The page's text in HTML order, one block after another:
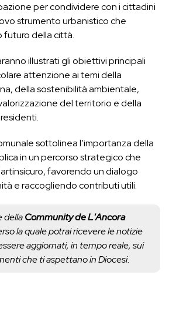
per condividere con i cittadini
strumento urbanistico che
futuro della città.
illustrati gli obiettivi principali
attenzione ai temi della
della sostenibilità ambientale,
del territorio e della
sottolinea l’importanza della
in un percorso strategico che
favorendo un dialogo
e raccogliendo contributi utili.
dellaCommunity de L'Ancora
la quale potrai ricevere le notizie
aggiornati, in tempo reale, sui
che ti aspettano in Diocesi.